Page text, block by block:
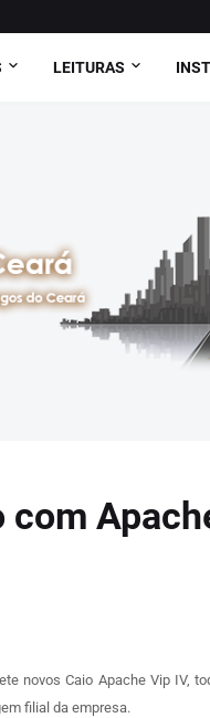
LEITURAS
novos Caio Apache Vip IV,
filial da empresa.